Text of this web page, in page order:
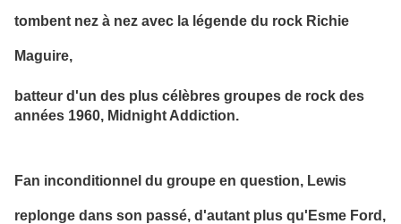
tombent nez à nez avec la légende du rock Richie
Maguire,
batteur d'un des plus célèbres groupes de rock des
années 1960, Midnight Addiction.
Fan inconditionnel du groupe en question, Lewis
replonge dans son passé, d'autant plus qu'Esme Ford,